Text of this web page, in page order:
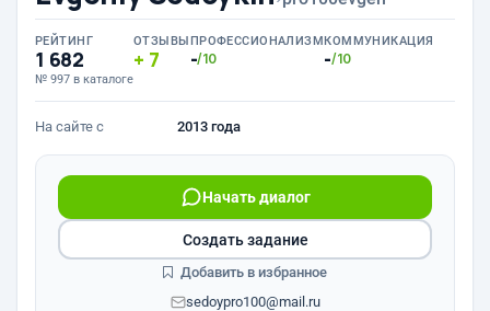
РЕЙТИНГ
1 682
№ 997 в каталоге
ОТЗЫВЫ
7
ПРОФЕССИОНАЛИЗМ
-/10
КОММУНИКАЦИЯ
-/10
На сайте с 2013 года
Начать диалог
sedoypro100@mail.ru
Создать задание
Добавить в избранное